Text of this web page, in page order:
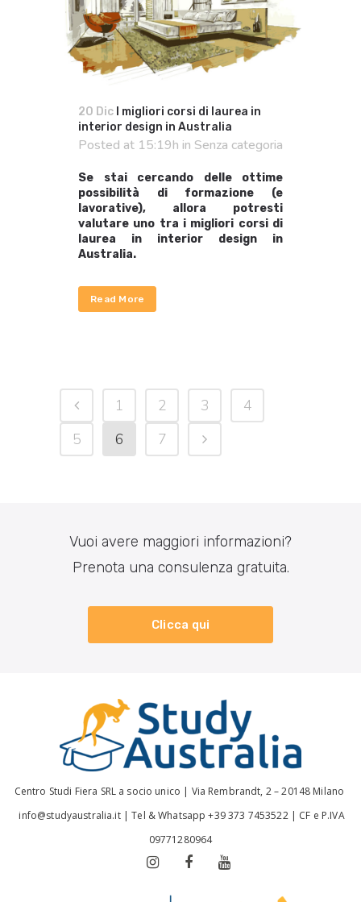
20 Dic
I migliori corsi di laurea in
interior design in Australia
Posted at 15:19h in Senza categoria
Se stai cercando delle ottime
possibilità di formazione (e
lavorative), allora potresti
valutare uno tra i migliori corsi di
laurea in interior design in
Australia.
Read More
1 2 3
4
5
6 7
Vuoi avere maggiori informazioni?
Prenota una consulenza gratuita.
Clicca qui
Centro Studi Fiera SRL a socio unico | Via Rembrandt, 2 – 20148 Milano
info@studyaustralia.it|Tel & Whatsapp +39 373 7453522| CF e P.IVA
09771280964